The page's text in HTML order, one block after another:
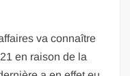
va connaître
en raison de la